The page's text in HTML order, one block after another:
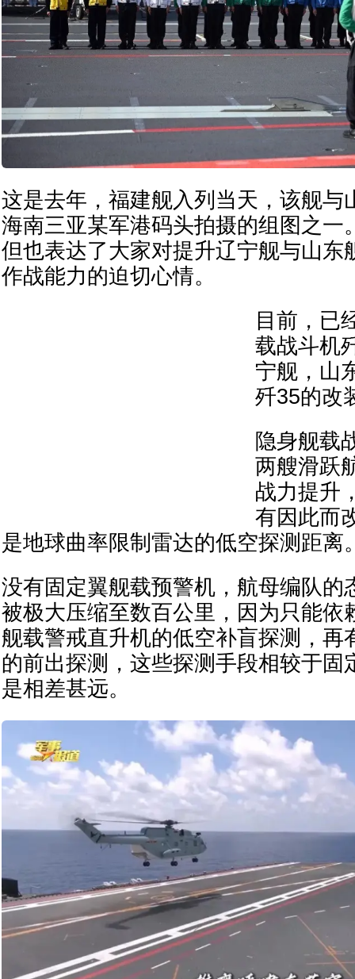
这是去年，福建舰入列当天，该舰与
海南三亚某军港码头拍摄的组图之一
但也表达了大家对提升辽宁舰与山东
作战能力的迫切心情。
目前，已
载战斗机
宁舰，山
歼35的改
隐身舰载
两艘滑跃
战力提升
有因此而
是地球曲率限制雷达的低空探测距离
没有固定翼舰载预警机，航母编队的
被极大压缩至数百公里，因为只能依
舰载警戒直升机的低空补盲探测，再
的前出探测，这些探测手段相较于固
是相差甚远。